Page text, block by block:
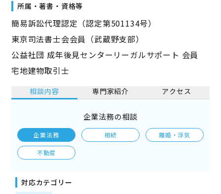
所属・著書・資格等
簡易訴訟代理認定（認定第501134号）
東京司法書士会会員（武蔵野支部）
公益社団 成年後見センターリーガルサポート 会員
宅地建物取引士
相談内容 専門家紹介 アクセス
企業法務の相談
企業法務 相続 離婚・浮気
不動産
対応カテゴリー